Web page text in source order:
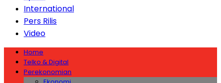
International
Pers Rilis
Video
Home
Telko & Digital
Perekonomian